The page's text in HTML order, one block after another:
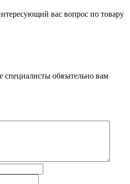
вас вопрос по товару
обязательно вам